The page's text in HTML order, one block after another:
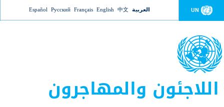
Jump to navigation UN العربية 中文
English
Français
Русский
Español
اللاجئون والمهاجرون